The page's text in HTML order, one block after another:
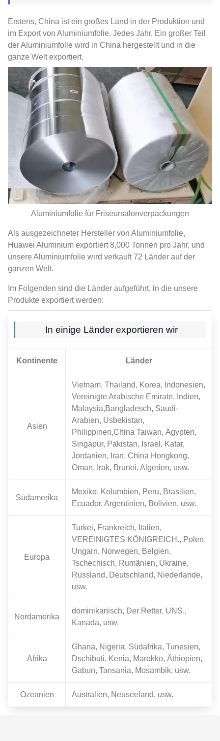
Erstens, China ist ein großes Land in der Produktion und
im Export von Aluminiumfolie. Jedes Jahr, Ein großer Teil
der Aluminiumfolie wird in China hergestellt und in die
ganze Welt exportiert.
Aluminiumfolie für Friseursalonverpackungen
Als ausgezeichneter Hersteller von Aluminiumfolie,
Huawei Aluminium exportiert 8,000 Tonnen pro Jahr, und
unsere Aluminiumfolie wird verkauft 72 Länder auf der
ganzen Welt.
Im Folgenden sind die Länder aufgeführt, in die unsere
Produkte exportiert werden:
In einige Länder exportieren wir
Kontinente Länder
Asien
Vietnam, Thailand, Korea, Indonesien,
Vereinigte Arabische Emirate, Indien,
Malaysia,Bangladesch, Saudi-
Arabien, Usbekistan,
Philippinen,China Taiwan, Ägypten,
Singapur, Pakistan, Israel, Katar,
Jordanien, Iran, China Hongkong,
Oman, Irak, Brunei, Algerien, usw.
Südamerika
Mexiko, Kolumbien, Peru, Brasilien,
Ecuador, Argentinien, Bolivien, usw.
Europa
Turkei, Frankreich, Italien,
VEREINIGTES KÖNIGREICH., Polen,
Ungarn, Norwegen, Belgien,
Tschechisch, Rumänien, Ukraine,
Russland, Deutschland, Niederlande,
usw.
Nordamerika
dominikanisch, Der Retter, UNS.,
Kanada, usw.
Afrika
Ghana, Nigeria, Südafrika, Tunesien,
Dschibuti, Kenia, Marokko, Äthiopien,
Gabun, Tansania, Mosambik, usw.
Ozeanien Australien, Neuseeland, usw.